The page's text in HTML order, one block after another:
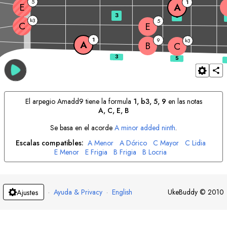
A 1 B 9 C b3
C b3 E 5
E A 1
3 5
El arpegio Amadd9 tiene la formula 1, b3, 5, 9 en las notas
A, C, E, B
Se basa en el acorde A minor added ninth.
Escalas compatibles: A Menor A Dórico C Mayor C Lidia
E Menor E Frigia B Frigia B Locria
Ajustes · Ayuda & Privacy · English UkeBuddy © 2010